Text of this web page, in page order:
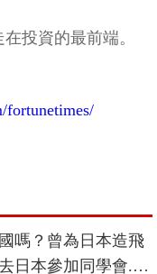
投資的最前端。
fortunetimes/
嗎？曾為日本造飛
日本參加同學會...